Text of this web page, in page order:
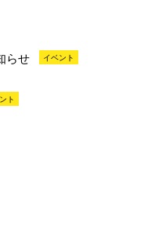
らせ イベント
ト